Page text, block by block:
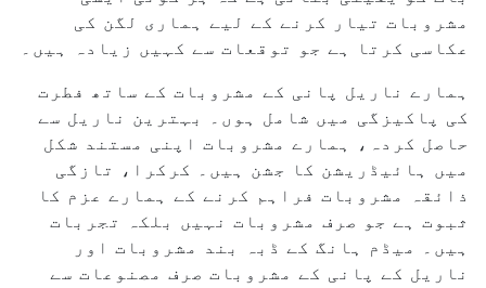
مشروبات تیار کرنے کے لیے ہماری لگن کی
عکاسی کرتا ہے جو توقعات سے کہیں زیادہ ہیں۔
ہمارے ناریل پانی کے مشروبات کے ساتھ فطرت
کی پاکیزگی میں شامل ہوں۔ بہترین ناریل سے
حاصل کردہ، ہمارے مشروبات اپنی مستند شکل
میں ہائیڈریشن کا جشن ہیں۔ کرکرا، تازگی
ذائقہ مشروبات فراہم کرنے کے ہمارے عزم کا
ثبوت ہے جو صرف مشروبات نہیں بلکہ تجربات
ہیں۔ میڈم ہانگ کے ڈبہ بند مشروبات اور
ناریل کے پانی کے مشروبات صرف مصنوعات سے